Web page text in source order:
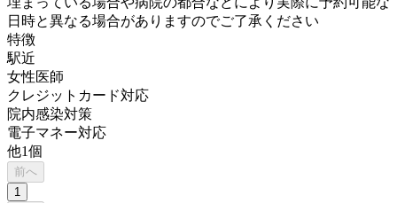
日時と異なる場合がありますのでご了承ください
特徴
駅近
女性医師
クレジットカード対応
院内感染対策
電子マネー対応
他1個
前へ
1